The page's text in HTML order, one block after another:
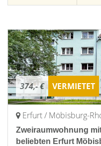
374,- € VERMIETET
Erfurt / Möbisburg-
Zweiraumwohnung
beliebten Erfurt